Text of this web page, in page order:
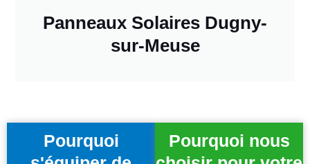
Panneaux Solaires Dugny-
sur-Meuse
Pourquoi
Pourquoi nous